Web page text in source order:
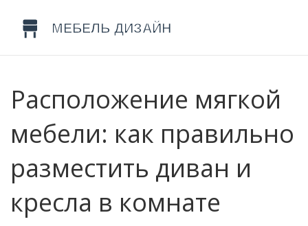
Расположение мягкой
мебели: как правильно
разместить диван и
кресла в комнате